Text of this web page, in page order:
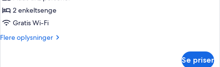
Tropical
Villa
(Twin)
2 enkeltsenge
Gratis Wi-Fi
Flere oplysninger
Flere
Se priser